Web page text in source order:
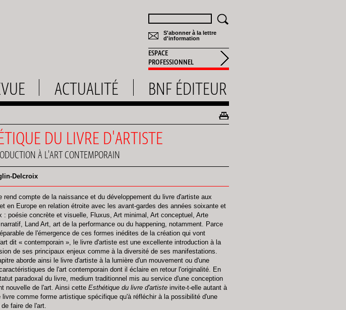
S'abonner à la lettre
d'information
ESPACE
PROFESSIONNEL
ACTUALITÉ BNF ÉDITEUR
DU LIVRE D'ARTISTE
À L'ART CONTEMPORAIN
Delcroix
rend compte de la naissance et du développement du livre d'artiste aux
en Europe en relation étroite avec les avant-gardes des années soixante et
: poésie concrète et visuelle, Fluxus, Art minimal, Art conceptuel, Arte
Land Art, art de la performance ou du happening, notamment. Parce
de l'émergence de ces formes inédites de la création qui vont
dit « contemporain », le livre d'artiste est une excellente introduction à la
de ses principaux enjeux comme à la diversité de ses manifestations.
aborde ainsi le livre d'artiste à la lumière d'un mouvement ou d'une
de l'art contemporain dont il éclaire en retour l'originalité. En
paradoxal du livre, medium traditionnel mis au service d'une conception
nouvelle de l'art. Ainsi cette Esthétique du livre d'artiste invite-t-elle autant à
livre comme forme artistique spécifique qu'à réfléchir à la possibilité d'une
faire de l'art.